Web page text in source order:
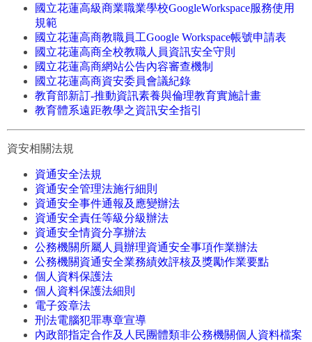
國立花蓮高級商業職業學校GoogleWorkspace服務使用
規範
國立花蓮高商教職員工Google Workspace帳號申請表
國立花蓮高商全校教職人員資訊安全守則
國立花蓮高商網站公告內容審查機制
國立花蓮高商資安委員會議紀錄
教育部新訂-推動資訊素養與倫理教育實施計畫
教育體系遠距教學之資訊安全指引
資安相關法規
資通安全法規
資通安全管理法施行細則
資通安全事件通報及應變辦法
資通安全責任等級分級辦法
資通安全情資分享辦法
公務機關所屬人員辦理資通安全事項作業辦法
公務機關資通安全業務績效評核及獎勵作業要點
個人資料保護法
個人資料保護法細則
電子簽章法
刑法電腦犯罪專章宣導
內政部指定合作及人民團體類非公務機關個人資料檔案